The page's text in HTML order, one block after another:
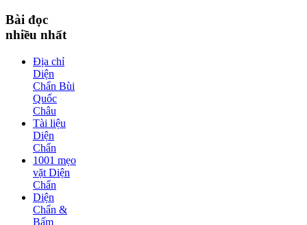
Bài đọc
nhiều nhất
Địa chỉ
Diện
Chẩn Bùi
Quốc
Châu
Tài liệu
Diện
Chẩn
1001 mẹo
vặt Diện
Chẩn
Diện
Chẩn &
Bấm